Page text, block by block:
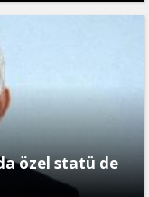
özel statü de